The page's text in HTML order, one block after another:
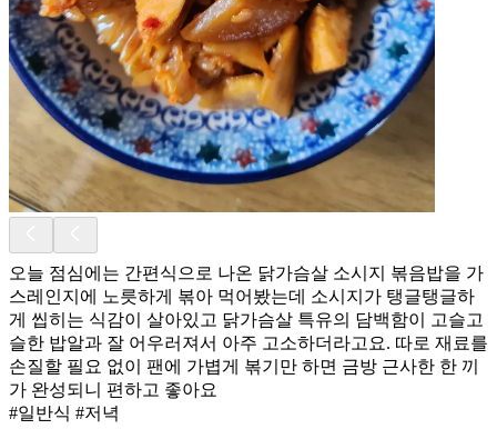
오늘 점심에는 간편식으로 나온 닭가슴살 소시지 볶음밥을 가
스레인지에 노릇하게 볶아 먹어봤는데 소시지가 탱글탱글하
게 씹히는 식감이 살아있고 닭가슴살 특유의 담백함이 고슬고
슬한 밥알과 잘 어우러져서 아주 고소하더라고요. 따로 재료를
손질할 필요 없이 팬에 가볍게 볶기만 하면 금방 근사한 한 끼
가 완성되니 편하고 좋아요
#일반식 #저녁